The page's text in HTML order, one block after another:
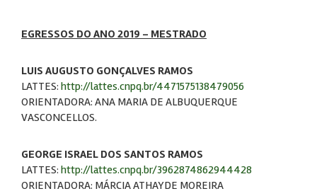
EGRESSOS DO ANO 2019 - MESTRADO
LUIS AUGUSTO GONÇALVES RAMOS
LATTES: http://lattes.cnpq.br/4471575138479056
ORIENTADORA: ANA MARIA DE ALBUQUERQUE
VASCONCELLOS.
GEORGE ISRAEL DOS SANTOS RAMOS
LATTES: http://lattes.cnpq.br/3962874862944428
ORIENTADORA: MÁRCIA ATHAYDE MOREIRA